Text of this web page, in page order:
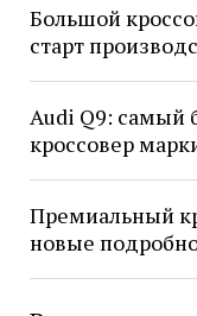
Большой
старт
Audi Q9: самый
кроссовер
Премиальный
новые